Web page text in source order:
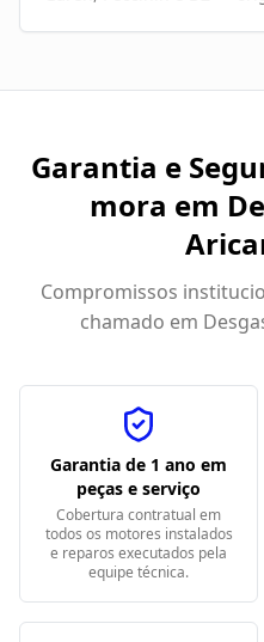
Garantia e
mora em
Compromissos
chamado em
Garantia de 1 ano em
peças e serviço
Cobertura contratual em
todos os motores instalados
e reparos executados pela
equipe técnica.